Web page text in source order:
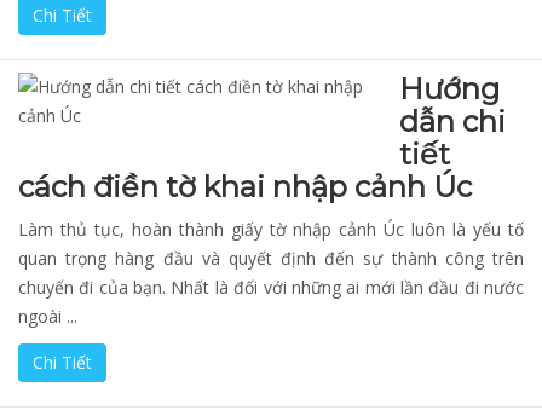
Chi Tiết
Hướng
dẫn chi
tiết
cách điền tờ khai nhập cảnh Úc
Làm thủ tục, hoàn thành giấy tờ nhập cảnh Úc luôn là yếu tố
quan trọng hàng đầu và quyết định đến sự thành công trên
chuyến đi của bạn. Nhất là đối với những ai mới lần đầu đi nước
ngoài ...
Chi Tiết